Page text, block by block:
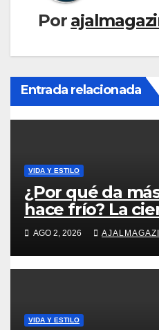
Por
Entrada relacionada
VIDA Y ESTILO
¿Por qué da
hace frío? La
ocurre en el
AGO 2, 2026
VIDA Y ESTILO